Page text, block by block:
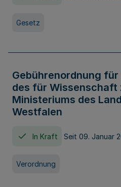
Gesetz
Gebührenordnung
des für Wissenschaft
Ministeriums des
Westfalen
In Kraft Seit 09. Januar
Verordnung